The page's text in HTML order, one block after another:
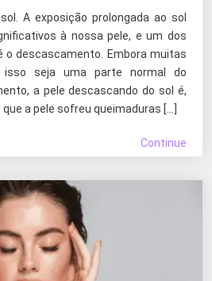
A exposição prolongada ao sol
à nossa pele, e um dos
descascamento. Embora muitas
isso seja uma parte normal do
a pele descascando do sol é,
a pele sofreu queimaduras […]
Continue